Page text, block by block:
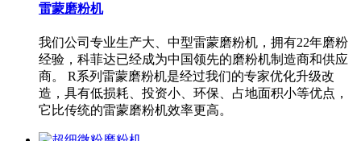
雷蒙磨粉机
我们公司专业生产大、中型雷蒙磨粉机，拥有22年磨粉
经验，科菲达已经成为中国领先的磨粉机制造商和供应
商。 R系列雷蒙磨粉机是经过我们的专家优化升级改
造，具有低损耗、投资小、环保、占地面积小等优点，
它比传统的雷蒙磨粉机效率更高。